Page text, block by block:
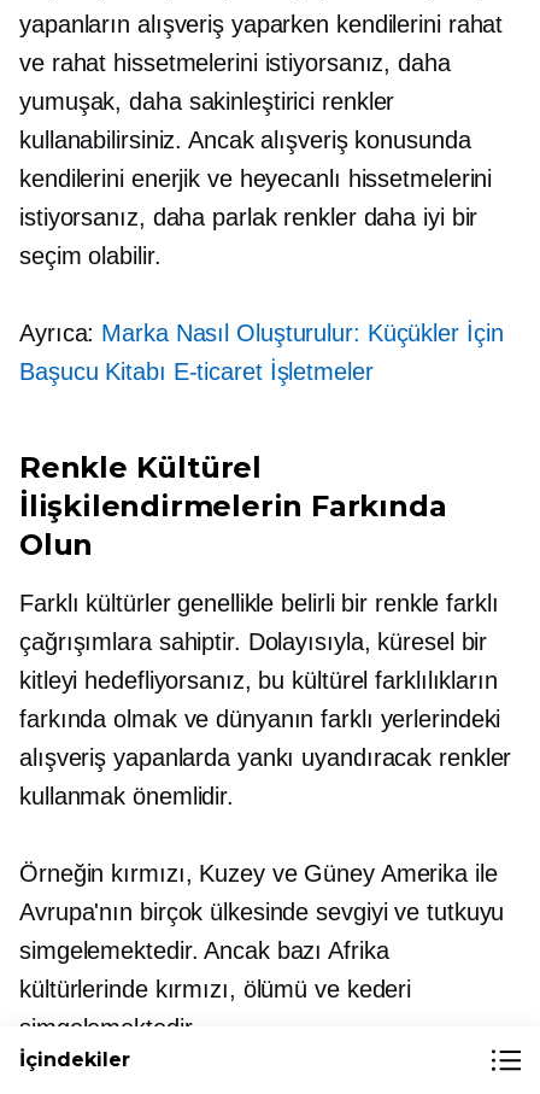
yapanların alışveriş yaparken kendilerini rahat
ve rahat hissetmelerini istiyorsanız, daha
yumuşak, daha sakinleştirici renkler
kullanabilirsiniz. Ancak alışveriş konusunda
kendilerini enerjik ve heyecanlı hissetmelerini
istiyorsanız, daha parlak renkler daha iyi bir
seçim olabilir.
Ayrıca: Marka Nasıl Oluşturulur: Küçükler İçin
Başucu Kitabı E-ticaretİşletmeler
Renkle Kültürel
İlişkilendirmelerin Farkında
Olun
Farklı kültürler genellikle belirli bir renkle farklı
çağrışımlara sahiptir. Dolayısıyla, küresel bir
kitleyi hedefliyorsanız, bu kültürel farklılıkların
farkında olmak ve dünyanın farklı yerlerindeki
alışveriş yapanlarda yankı uyandıracak renkler
kullanmak önemlidir.
Örneğin kırmızı, Kuzey ve Güney Amerika ile
Avrupa'nın birçok ülkesinde sevgiyi ve tutkuyu
simgelemektedir. Ancak bazı Afrika
kültürlerinde kırmızı, ölümü ve kederi
simgelemektedir.
İçindekiler